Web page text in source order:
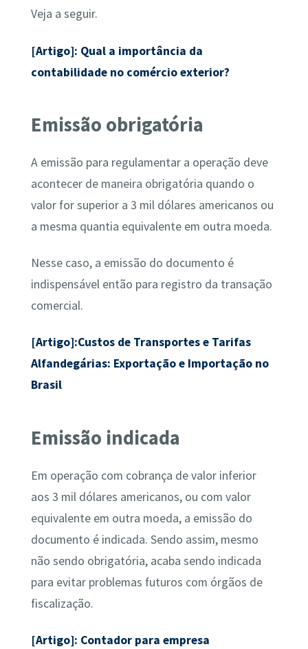
Veja a seguir.
[Artigo]: Qual a importância da
contabilidade no comércio exterior?
Emissão obrigatória
A emissão para regulamentar a operação deve
acontecer de maneira obrigatória quando o
valor for superior a 3 mil dólares americanos ou
a mesma quantia equivalente em outra moeda.
Nesse caso, a emissão do documento é
indispensável então para registro da transação
comercial.
[Artigo]:Custos de Transportes e Tarifas
Alfandegárias: Exportação e Importação no
Brasil
Emissão indicada
Em operação com cobrança de valor inferior
aos 3 mil dólares americanos, ou com valor
equivalente em outra moeda, a emissão do
documento é indicada. Sendo assim, mesmo
não sendo obrigatória, acaba sendo indicada
para evitar problemas futuros com órgãos de
fiscalização.
[Artigo]: Contador para empresa